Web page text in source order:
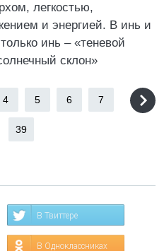
легкостью,
и энергией. В инь и
инь – «теневой
склон»
4 5 6 7
39
В Твиттере
В Одноклассниках